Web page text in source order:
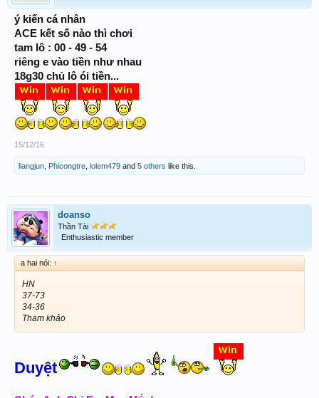
ý kiến cá nhân
ACE kết số nào thì chơi
tam lô : 00 - 49 - 54
riêng e vào tiền như nhau
18g30 chủ lô ói tiền...
15/12/16
liangjun Phicongtre lolem479 and 5 others like this.
doanso
Thần Tài
Enthusiastic member
a hai nói: ↑
HN
37-73
34-36
Tham khảo
Duyệt